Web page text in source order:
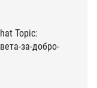
Topic:
за-добро-